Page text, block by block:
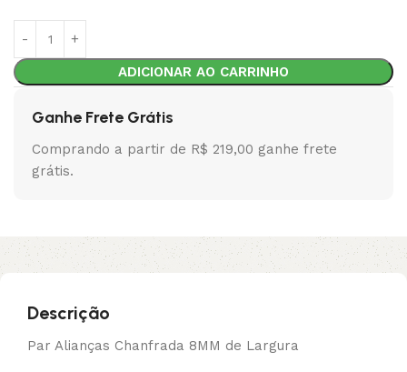
ADICIONAR AO CARRINHO
Ganhe Frete Grátis
Comprando a partir de R$ 219,00 ganhe frete
grátis.
Descrição
Par Alianças Chanfrada 8MM de Largura